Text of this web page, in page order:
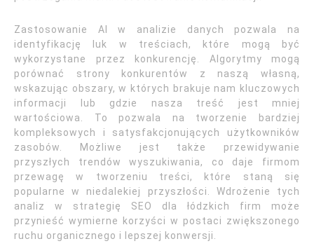
Zastosowanie AI w analizie danych pozwala na
identyfikację luk w treściach, które mogą być
wykorzystane przez konkurencję. Algorytmy mogą
porównać strony konkurentów z naszą własną,
wskazując obszary, w których brakuje nam kluczowych
informacji lub gdzie nasza treść jest mniej
wartościowa. To pozwala na tworzenie bardziej
kompleksowych i satysfakcjonujących użytkowników
zasobów. Możliwe jest także przewidywanie
przyszłych trendów wyszukiwania, co daje firmom
przewagę w tworzeniu treści, które staną się
popularne w niedalekiej przyszłości. Wdrożenie tych
analiz w strategię SEO dla łódzkich firm może
przynieść wymierne korzyści w postaci zwiększonego
ruchu organicznego i lepszej konwersji.